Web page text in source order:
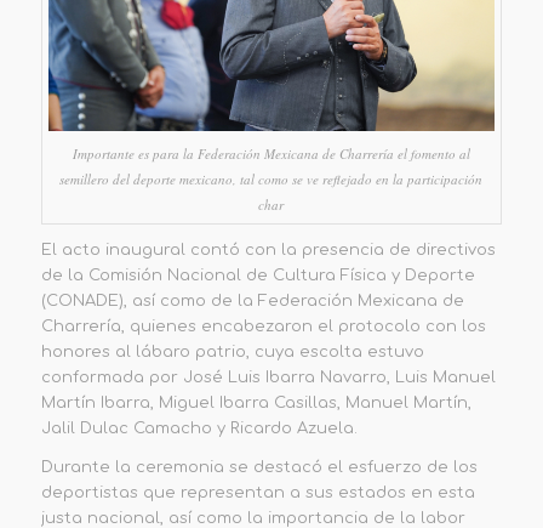
Importante es para la Federación Mexicana de Charrería el fomento al
semillero del deporte mexicano, tal como se ve reflejado en la participación
char
El acto inaugural contó con la presencia de directivos
de la Comisión Nacional de Cultura Física y Deporte
(CONADE), así como de la Federación Mexicana de
Charrería, quienes encabezaron el protocolo con los
honores al lábaro patrio, cuya escolta estuvo
conformada por José Luis Ibarra Navarro, Luis Manuel
Martín Ibarra, Miguel Ibarra Casillas, Manuel Martín,
Jalil Dulac Camacho y Ricardo Azuela.
Durante la ceremonia se destacó el esfuerzo de los
deportistas que representan a sus estados en esta
justa nacional, así como la importancia de la labor